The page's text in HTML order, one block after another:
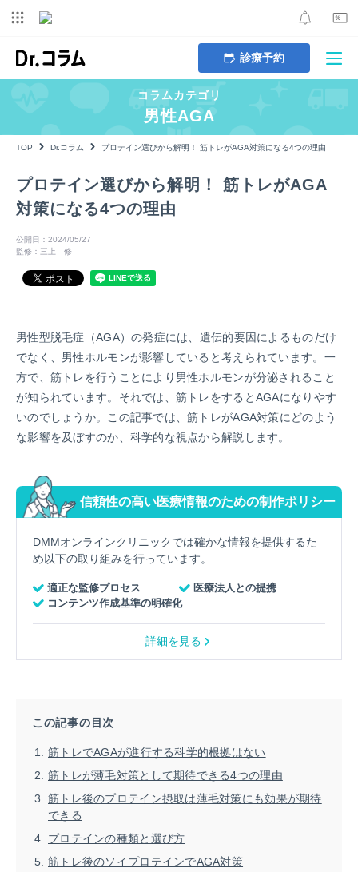
診療予約
コラムカテゴリ
男性AGA
TOP Dr.コラム プロテイン選びから解明！ 筋トレがAGA対策になる4つの理由
プロテイン選びから解明！ 筋トレがAGA
対策になる4つの理由
公開日：2024/05/27
監修：三上 修
男性型脱毛症（AGA）の発症には、遺伝的要因によるものだけ
でなく、男性ホルモンが影響していると考えられています。一
方で、筋トレを行うことにより男性ホルモンが分泌されること
が知られています。それでは、筋トレをするとAGAになりやす
いのでしょうか。この記事では、筋トレがAGA対策にどのよう
な影響を及ぼすのか、科学的な視点から解説します。
信頼性の高い医療情報のための制作ポリシー
DMMオンラインクリニックでは確かな情報を提供するた
め以下の取り組みを行っています。
適正な監修プロセス
医療法人との提携
コンテンツ作成基準の明確化
詳細を見る
この記事の目次
筋トレでAGAが進行する科学的根拠はない
筋トレが薄毛対策として期待できる4つの理由
筋トレ後のプロテイン摂取は薄毛対策にも効果が期待
できる
プロテインの種類と選び方
筋トレ後のソイプロテインでAGA対策